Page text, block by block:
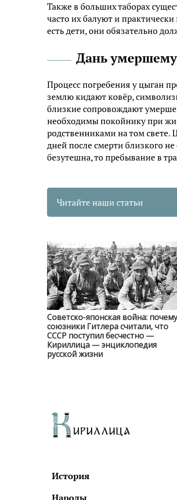
Также в больших таборах
часто их балуют и
есть дети, они обязательно
Дань умершему
Процесс погребения у цыган
землю кидают ковёр,
близкие сопровождают
необходимы покойнику при
родственниками на том свете.
дней после смерти близкого
безутешна, то пребывание в
Читайте наши статьи
Советско-японская война: почему
союзники Гитлера считали, что
СССР поступил бесчестно —
Кириллица — энциклопедия
русской жизни
История